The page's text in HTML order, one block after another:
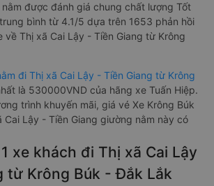
được đánh giá chung chất lượng Tốt
bình từ 4.1/5 dựa trên 1653 phản hồi
về Thị xã Cai Lậy - Tiền Giang từ Krông
đi Thị xã Cai Lậy - Tiền Giang từ Krông
là 530000VND của hãng xe Tuấn Hiệp.
trình khuyến mãi, giá vé Xe Krông Búk
Lậy - Tiền Giang giường nằm này có
xe khách đi Thị xã Cai Lậy
từ Krông Búk - Đắk Lắk